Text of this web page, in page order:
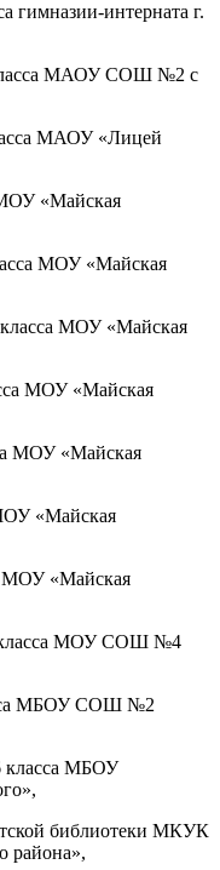
гимназии-интерната г.
МАОУ СОШ №2 с
МАОУ «Лицей
«Майская
МОУ «Майская
МОУ «Майская
МОУ «Майская
МОУ «Майская
«Майская
МОУ «Майская
класса МОУ СОШ №4
МБОУ СОШ №2
класса МБОУ
библиотеки МКУК
района»,